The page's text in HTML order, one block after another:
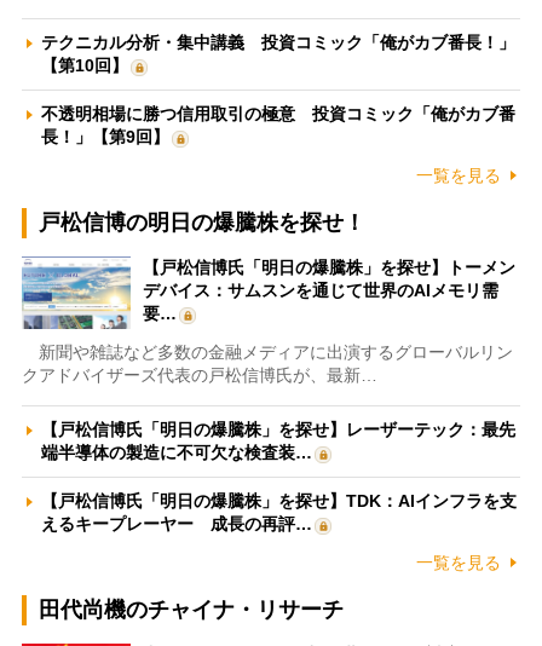
テクニカル分析・集中講義 投資コミック「俺がカブ番長！」
【第10回】
不透明相場に勝つ信用取引の極意 投資コミック「俺がカブ番
長！」【第9回】
一覧を見る
戸松信博の明日の爆騰株を探せ！
【戸松信博氏「明日の爆騰株」を探せ】トーメン
デバイス：サムスンを通じて世界のAIメモリ需
要…
新聞や雑誌など多数の金融メディアに出演するグローバルリン
クアドバイザーズ代表の戸松信博氏が、最新…
【戸松信博氏「明日の爆騰株」を探せ】レーザーテック：最先
端半導体の製造に不可欠な検査装…
【戸松信博氏「明日の爆騰株」を探せ】TDK：AIインフラを支
えるキープレーヤー 成長の再評…
一覧を見る
田代尚機のチャイナ・リサーチ